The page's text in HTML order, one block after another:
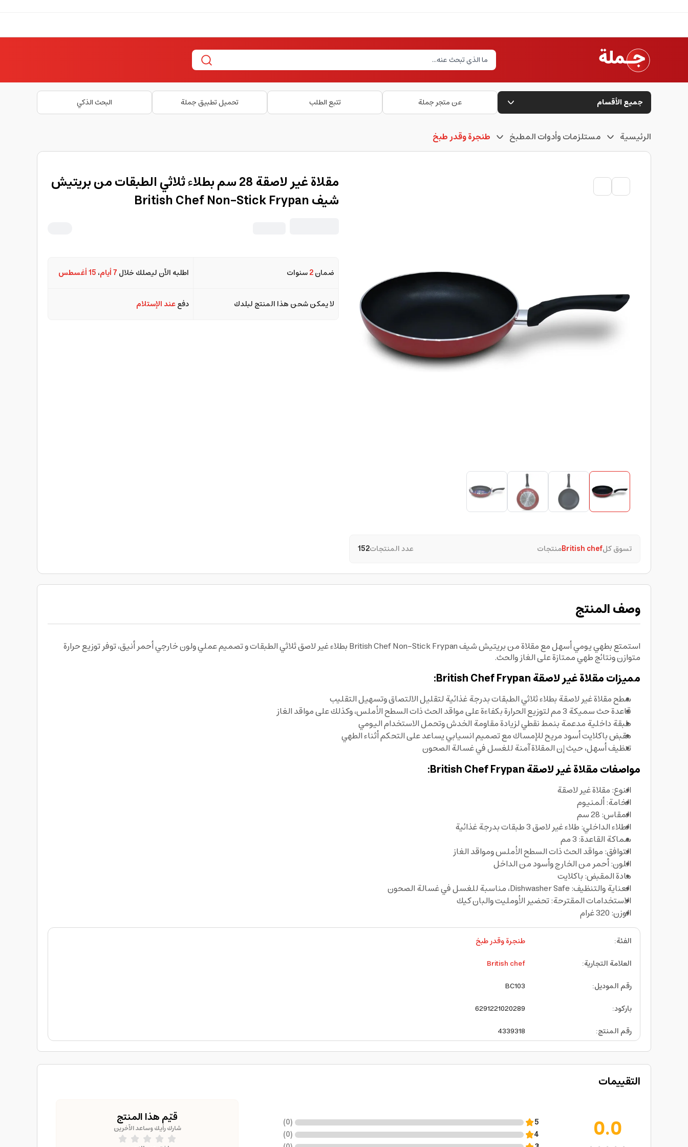
جميع الأقسام عن متجر جملة تتبع الطلب تحميل تطبيق جملة البحث الذكي
الرئيسية مستلزمات وأدوات المطبخ طنجرة وقدر طبخ
تسوق كلBritish chefمنتجات عدد المنتجات152
مقلاة غير لاصقة 28 سم بطلاء ثلاثي الطبقات من بريتيش
شيف British Chef Non-Stick Frypan
ضمان2سنوات اطلبه الآن ليصلك خلال 7 أيام ، 15 أغسطس
لا يمكن شحن هذا المنتج لبلدك دفععند الإستلام
وصف المنتج
استمتع بطهي يومي أسهل مع مقلاة من بريتيش شيف British Chef Non-Stick Frypan بطلاء غير لاصق ثلاثي الطبقات و تصميم عملي ولون خارجي أحمر أنيق، توفر توزيع حرارة
متوازن ونتائج طهي ممتازة على الغاز والحث.
مميزات مقلاة غير لاصقة British Chef Frypan:
سطح مقلاة غير لاصقة بطلاء ثلاثي الطبقات بدرجة غذائية لتقليل الالتصاق وتسهيل التقليب
قاعدة حث سميكة 3 مم لتوزيع الحرارة بكفاءة على مواقد الحث ذات السطح الأملس، وكذلك على مواقد الغاز
طبقة داخلية مدعمة بنمط نقطي لزيادة مقاومة الخدش وتحمل الاستخدام اليومي
مقبض باكلايت أسود مريح للإمساك مع تصميم انسيابي يساعد على التحكم أثناء الطهي
تنظيف أسهل، حيث إن المقلاة آمنة للغسل في غسالة الصحون
مواصفات مقلاة غير لاصقة British Chef Frypan:
النوع: مقلاة غير لاصقة
الخامة: ألمنيوم
المقاس: 28 سم
الطلاء الداخلي: طلاء غير لاصق 3 طبقات بدرجة غذائية
سماكة القاعدة: 3 مم
التوافق: مواقد الحث ذات السطح الأملس ومواقد الغاز
اللون: أحمر من الخارج وأسود من الداخل
مادة المقبض: باكلايت
العناية والتنظيف: Dishwasher Safe، مناسبة للغسل في غسالة الصحون
الاستخدامات المقترحة: تحضير الأومليت والبان كيك
الوزن: 320 غرام
الفئة:
طنجرة وقدر طبخ
العلامة التجارية:
British chef
رقم الموديل:
BC103
باركود:
6291221020289
رقم المنتج:
4339318
التقييمات
0.0
5
(
0
)
4
(
0
)
قيّم هذا المنتج
شارك رأيك وساعد الآخرين